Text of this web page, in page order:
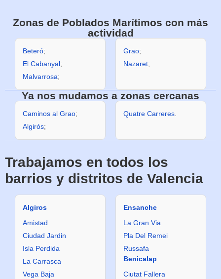
Zonas de Poblados Marítimos con más
actividad
Beteró;
El Cabanyal;
Malvarrosa;
Grao;
Nazaret;
Ya nos mudamos a zonas cercanas
Caminos al Grao;
Algirós;
Quatre Carreres.
Trabajamos en todos los
barrios y distritos de Valencia
Algiros
Amistad
Ciudad Jardin
Isla Perdida
La Carrasca
Vega Baja
Ensanche
La Gran Via
Pla Del Remei
Russafa
Benicalap
Ciutat Fallera